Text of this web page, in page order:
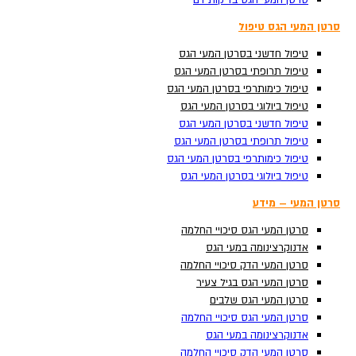
סרטן המעי הגס טיפול
טיפול חדשני בסרטן המעי הגס
טיפול תרופתי בסרטן המעי הגס
טיפול כימותרפי בסרטן המעי הגס
טיפול ביולוגי בסרטן המעי הגס
טיפול חדשני בסרטן המעי הגס
טיפול תרופתי בסרטן המעי הגס
טיפול כימותרפי בסרטן המעי הגס
טיפול ביולוגי בסרטן המעי הגס
סרטן המעי – מידע
סרטן המעי הגס סיכויי החלמה
אדנוקרצינומה במעי הגס
סרטן המעי הדק סיכויי החלמה
סרטן המעי הגס בגיל צעיר
סרטן המעי הגס שלבים
סרטן המעי הגס סיכויי החלמה
אדנוקרצינומה במעי הגס
סרטן המעי הדק סיכויי החלמה
Search ...
סרטן המעי הגס טיפול
טיפול חדשני בסרטן המעי הגס
טיפול תרופתי בסרטן המעי הגס
טיפול כימותרפי בסרטן המעי הגס
טיפול ביולוגי בסרטן המעי הגס
טיפול חדשני בסרטן המעי הגס
טיפול תרופתי בסרטן המעי הגס
טיפול כימותרפי בסרטן המעי הגס
טיפול ביולוגי בסרטן המעי הגס
סרטן המעי – מידע
סרטן המעי הגס סיכויי החלמה
אדנוקרצינומה במעי הגס
סרטן המעי הדק סיכויי החלמה
סרטן המעי הגס בגיל צעיר
סרטן המעי הגס שלבים
סרטן המעי הגס סיכויי החלמה
אדנוקרצינומה במעי הגס
סרטן המעי הדק סיכויי החלמה